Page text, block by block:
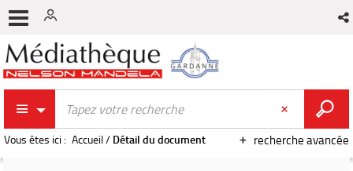
recherche avancée
Vous êtes ici : Accueil/ Détail du document